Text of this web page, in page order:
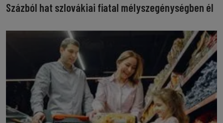
Százból hat szlovákiai fiatal mélyszegénységben él